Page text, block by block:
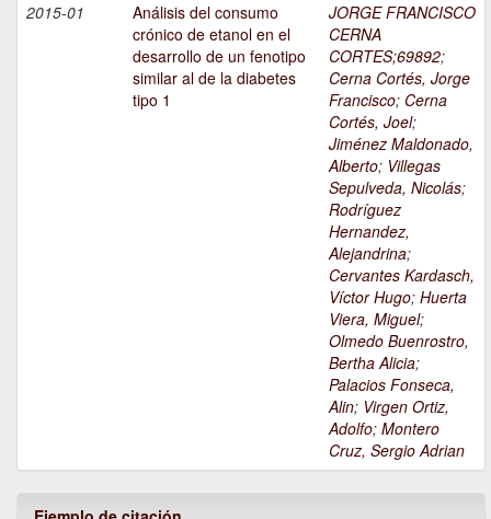
2015-01
Análisis del consumo
crónico de etanol en el
desarrollo de un fenotipo
similar al de la diabetes
tipo 1
JORGE FRANCISCO
CERNA
CORTES;69892;
Cerna Cortés, Jorge
Francisco; Cerna
Cortés, Joel;
Jiménez Maldonado,
Alberto; Villegas
Sepulveda, Nicolás;
Rodríguez
Hernandez,
Alejandrina;
Cervantes Kardasch,
Víctor Hugo; Huerta
Viera, Miguel;
Olmedo Buenrostro,
Bertha Alicia;
Palacios Fonseca,
Alin; Virgen Ortiz,
Adolfo; Montero
Cruz, Sergio Adrian